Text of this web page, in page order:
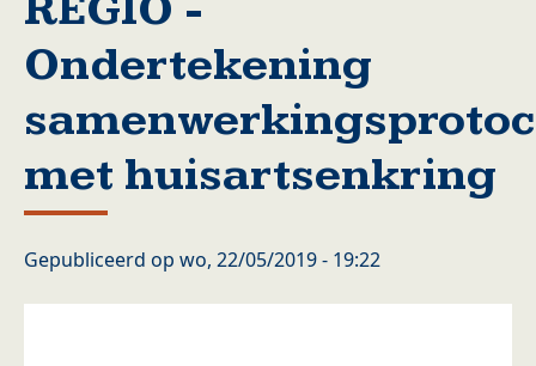
Ondertekening
met huisartsenkring
Gepubliceerd op wo, 22/05/2019 - 19:22